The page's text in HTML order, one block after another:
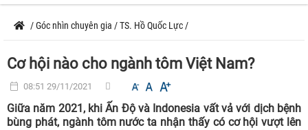
/Góc nhìn chuyên gia /TS. Hồ Quốc Lực /
Cơ hội nào cho ngành tôm Việt Nam?
08:51 29/11/2021
Giữa năm 2021, khi Ấn Độ và Indonesia vất vả với dịch bệnh
bùng phát, ngành tôm nước ta nhận thấy có cơ hội vượt lên